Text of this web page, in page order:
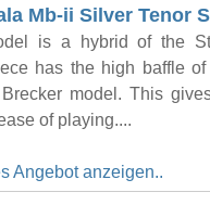
Mb-ii Silver Tenor
is a hybrid of the
has the high baffle
model. This
of playing....
Angebot anzeigen..